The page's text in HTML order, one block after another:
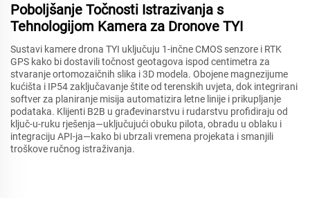
Poboljšanje Točnosti Istrazivanja s
Tehnologijom Kamera za Dronove TYI
Sustavi kamere drona TYI uključuju 1-inčne CMOS senzore i RTK
GPS kako bi dostavili točnost geotagova ispod centimetra za
stvaranje ortomozaičnih slika i 3D modela. Obojene magnezijume
kućišta i IP54 zaključavanje štite od terenskih uvjeta, dok integrirani
softver za planiranje misija automatizira letne linije i prikupljanje
podataka. Klijenti B2B u građevinarstvu i rudarstvu profidiraju od
ključ-u-ruku rješenja—uključujući obuku pilota, obradu u oblaku i
integraciju API-ja—kako bi ubrzali vremena projekata i smanjili
troškove ručnog istraživanja.